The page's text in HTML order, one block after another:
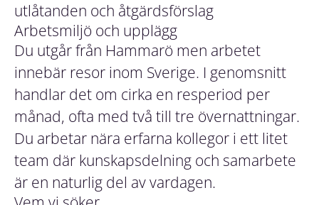
utlåtanden och åtgärdsförslag
Arbetsmiljö och upplägg
Du utgår från Hammarö men arbetet
innebär resor inom Sverige. I genomsnitt
handlar det om cirka en resperiod per
månad, ofta med två till tre övernattningar.
Du arbetar nära erfarna kollegor i ett litet
team där kunskapsdelning och samarbete
är en naturlig del av vardagen.